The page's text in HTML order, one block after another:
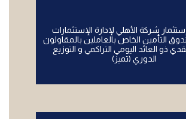
شركة الأهلي لإدارة الإستثمارات
التأمين الخاص بالعاملين بالمقاولون
ذو العائد اليومي التراكمي و التوزيع
الدوري (تميز)